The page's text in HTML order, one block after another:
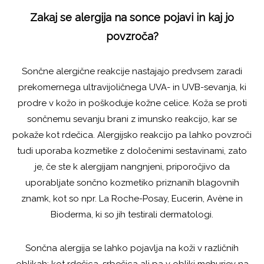
Zakaj se alergija na sonce pojavi in kaj jo
povzroča?
Sončne alergične reakcije nastajajo predvsem zaradi
prekomernega ultravijoličnega UVA- in UVB-sevanja, ki
prodre v kožo in poškoduje kožne celice. Koža se proti
sončnemu sevanju brani z imunsko reakcijo, kar se
pokaže kot rdečica. Alergijsko reakcijo pa lahko povzroči
tudi uporaba kozmetike z določenimi sestavinami, zato
je, če ste k alergijam nangnjeni, priporočjivo da
uporabljate sončno kozmetiko priznanih blagovnih
znamk, kot so npr. La Roche-Posay, Eucerin, Avène in
Bioderma, ki so jih testirali dermatologi.
Sončna alergija se lahko pojavlja na koži v različnih